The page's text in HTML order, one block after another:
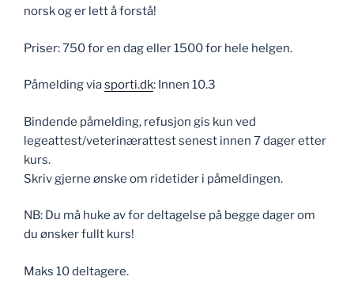
norsk og er lett å forstå!
Priser: 750 for en dag eller 1500 for hele helgen.
Påmelding viasporti.dk: Innen 10.3
Bindende påmelding, refusjon gis kun ved
legeattest/veterinærattest senest innen 7 dager etter
kurs.
Skriv gjerne ønske om ridetider i påmeldingen.
NB: Du må huke av for deltagelse på begge dager om
du ønsker fullt kurs!
Maks 10 deltagere.